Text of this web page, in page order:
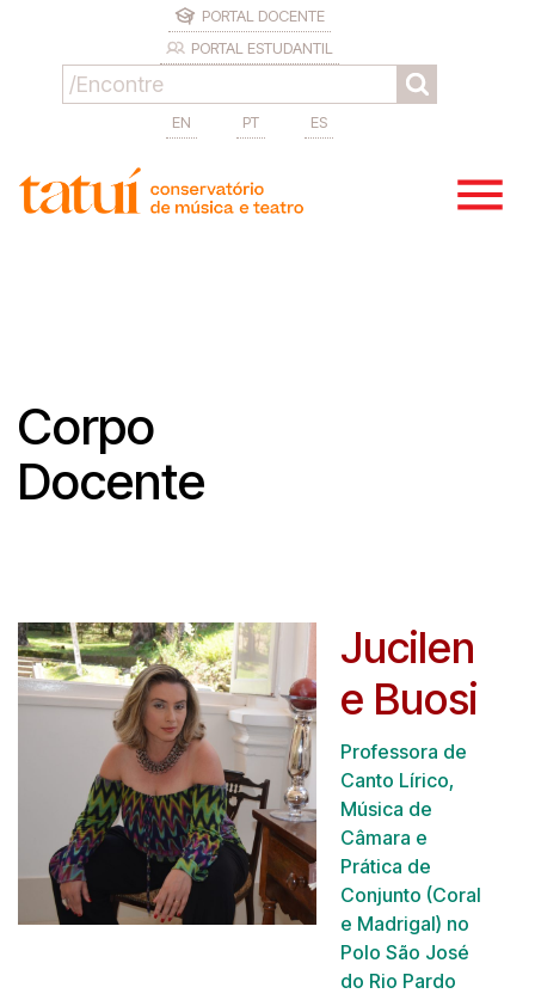
PORTAL DOCENTE
PORTAL ESTUDANTIL
EN PT ES
Corpo
Docente
Jucilen
e Buosi
Professora de
Canto Lírico,
Música de
Câmara e
Prática de
Conjunto (Coral
e Madrigal) no
Polo São José
do Rio Pardo